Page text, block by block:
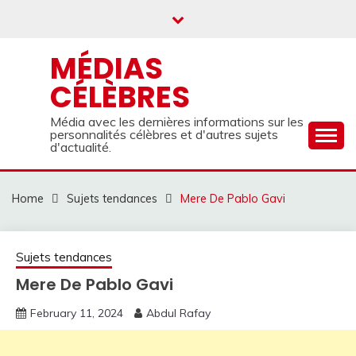
MÉDIAS
CÉLÈBRES
Média avec les dernières informations sur les
personnalités célèbres et d'autres sujets
d'actualité.
Home Sujets tendances Mere De Pablo Gavi
Sujets tendances
Mere De Pablo Gavi
February 11, 2024 Abdul Rafay